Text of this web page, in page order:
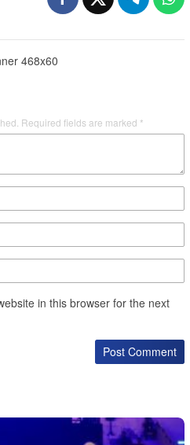
Required fields are marked *
in this browser for the next